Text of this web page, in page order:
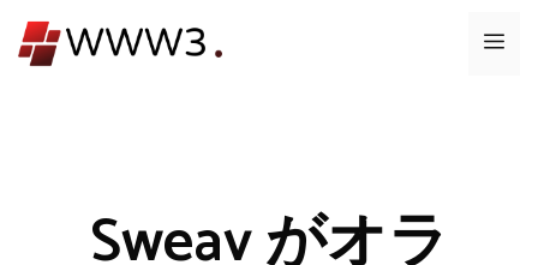
ン
メ
Sweav がオラ